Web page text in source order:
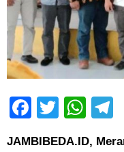
Facebook
Twitter
JAMBIBEDA.ID,